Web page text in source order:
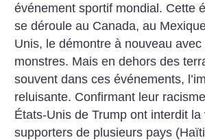
événement sportif mondial. Cette
se déroule au Canada, au
Unis, le démontre à nouveau
­monstres. Mais en dehors des
souvent dans ces événements,
reluisante. Confirmant leur
États-Unis de Trump ont interdit la
supporters de plusieurs pays